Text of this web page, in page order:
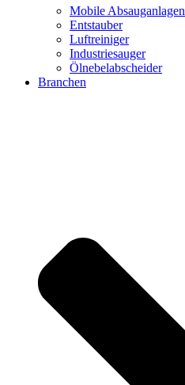
Mobile Absauganlagen
Entstauber
Luftreiniger
Industriesauger
Ölnebelabscheider
Branchen